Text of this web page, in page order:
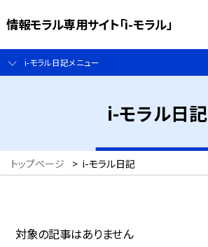
情報モラル専用サイト「i-モラル」
i-モラル日記メニュー
i-モラル日記
トップページ > i-モラル日記
対象の記事はありません